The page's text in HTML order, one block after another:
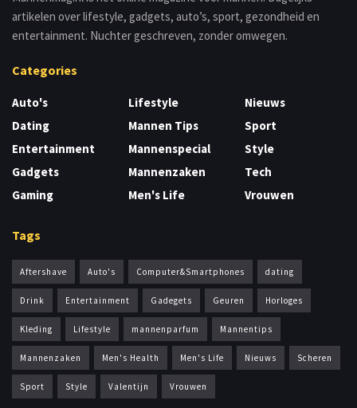
artikelen over lifestyle, gadgets, auto’s, sport, gezondheid en
entertainment. Nuchter geschreven, zonder omwegen.
Categories
Auto's
Dating
Entertainment
Gadgets
Gaming
Lifestyle
Mannen Tips
Mannenspecial
Mannenzaken
Men's Life
Nieuws
Sport
Style
Tech
Vrouwen
Tags
Aftershave Auto's Computer&Smartphones dating
Drink Entertainment Gadegets Geuren Horloges
Kleding Lifestyle mannenparfum Mannentips
Mannenzaken Men's Health Men's Life Nieuws Scheren
Sport Style Valentijn Vrouwen